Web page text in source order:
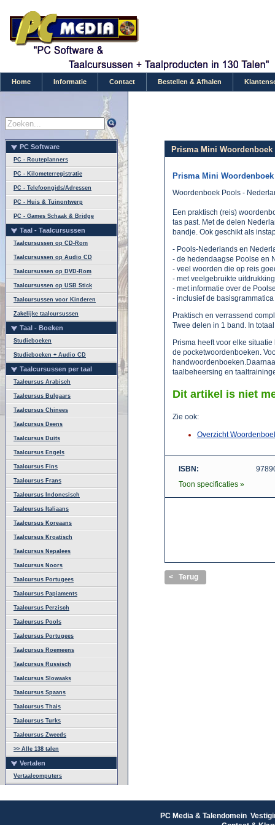
Home Informatie Contact Bestellen & Afhalen
PC Software
PC - Routeplanners
PC - Kilometerregistratie
PC - Telefoongids/Adressen
PC - Huis & Tuinontwerp
PC - Games Schaak & Bridge
Taal - Taalcursussen
Taalcursussen op CD-Rom
Taalcursussen op Audio CD
Taalcursussen op DVD-Rom
Taalcursussen op USB Stick
Taalcursussen voor Kinderen
Zakelijke taalcursussen
Taal - Boeken
Studieboeken
Studieboeken + Audio CD
Taalcursussen per taal
Taalcursus Arabisch
Taalcursus Bulgaars
Taalcursus Chinees
Taalcursus Deens
Taalcursus Duits
Taalcursus Engels
Taalcursus Fins
Taalcursus Frans
Taalcursus Indonesisch
Taalcursus Italiaans
Taalcursus Koreaans
Taalcursus Kroatisch
Taalcursus Nepalees
Taalcursus Noors
Taalcursus Portugees
Taalcursus Papiaments
Taalcursus Perzisch
Taalcursus Pools
Taalcursus Portugees
Taalcursus Roemeens
Taalcursus Russisch
Taalcursus Slowaaks
Taalcursus Spaans
Taalcursus Thais
Taalcursus Turks
Taalcursus Zweeds
>> Alle 138 talen
Vertalen
Vertaalcomputers
Prisma Mini Woordenboek
Prisma Mini
Woordenboek Pools -
Een praktisch (reis)
tas past. Met de delen
bandje. Ook geschikt als
- Pools-Nederlands en
- de hedendaagse Poolse en
- veel woorden die op reis
- met veelgebruikte
- met informatie over de
- inclusief de
Praktisch en verrassend
Twee delen in 1 band. In
Prisma heeft voor elke
de pocketwoordenboeken.
taalbeheersing en
Dit artikel is niet
Zie ook:
Overzicht
ISBN:
Toon specificaties »
< Terug
PC Media & Talendomein